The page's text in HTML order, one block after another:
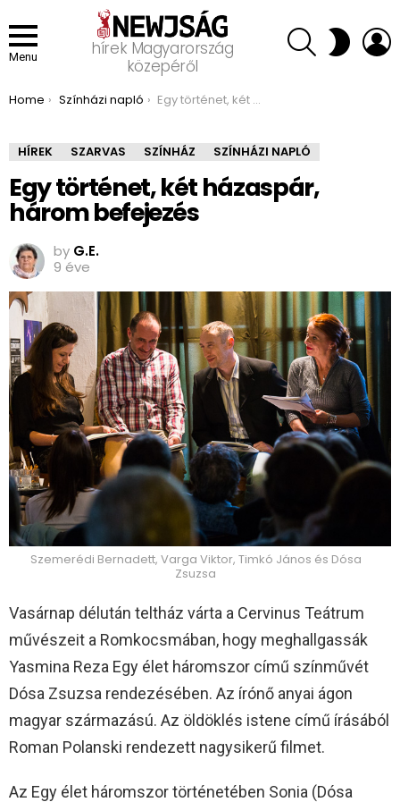
Menu
hírek Magyarország
közepéről
SEARCH SWITCH
SKIN
You are here:
Home Színházi napló Egy történet, két házaspár, három befejezés
HÍREK SZARVAS SZÍNHÁZ SZÍNHÁZI NAPLÓ
Egy történet, két házaspár,
három befejezés
by G.E.
9 éve
Szemerédi Bernadett, Varga Viktor, Timkó János és Dósa
Zsuzsa
Vasárnap délután teltház várta a Cervinus Teátrum
művészeit a Romkocsmában, hogy meghallgassák
Yasmina Reza Egy élet háromszor című színművét
Dósa Zsuzsa rendezésében. Az írónő anyai ágon
magyar származású. Az öldöklés istene című írásából
Roman Polanski rendezett nagysikerű filmet.
Az Egy élet háromszor történetében Sonia (Dósa